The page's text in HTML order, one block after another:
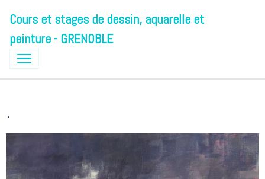
Cours et stages de dessin, aquarelle et
peinture - GRENOBLE
.